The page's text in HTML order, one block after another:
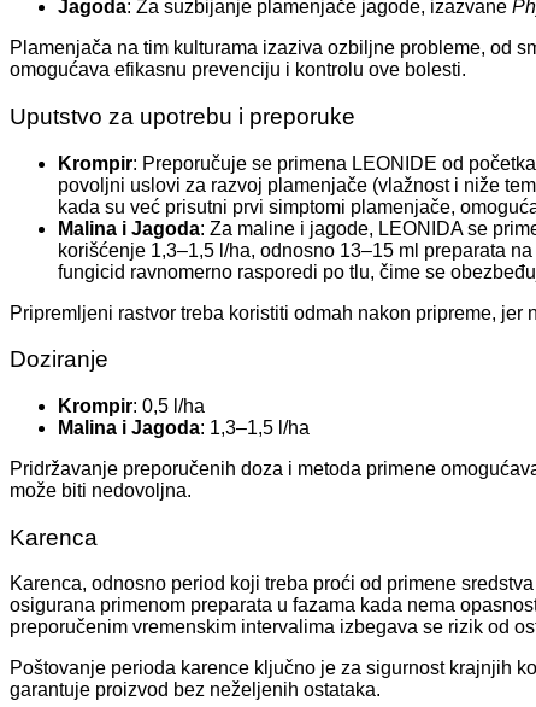
Jagoda: Za suzbijanje plamenjače jagode, izazvane
Plamenjača na tim kulturama izaziva ozbiljne probleme, od
omogućava efikasnu prevenciju i kontrolu ove bolesti.
Uputstvo za upotrebu i preporuke
Krompir: Preporučuje se primena LEONIDE od
povoljni uslovi za razvoj plamenjače (vlažnost i niže
kada su već prisutni prvi simptomi plamenjače,
Malina i Jagoda: Za maline i jagode, LEONIDA se
korišćenje 1,3–1,5 l/ha, odnosno 13–15 ml preparata
fungicid ravnomerno rasporedi po tlu, čime se
Pripremljeni rastvor treba koristiti odmah nakon pripreme, jer
Doziranje
Krompir: 0,5 l/ha
Malina i Jagoda: 1,3–1,5 l/ha
Pridržavanje preporučenih doza i metoda primene
može biti nedovoljna.
Karenca
Karenca, odnosno period koji treba proći od primene
osigurana primenom preparata u fazama kada nema
preporučenim vremenskim intervalima izbegava se rizik od
Poštovanje perioda karence ključno je za sigurnost krajnjih
garantuje proizvod bez neželjenih ostataka.